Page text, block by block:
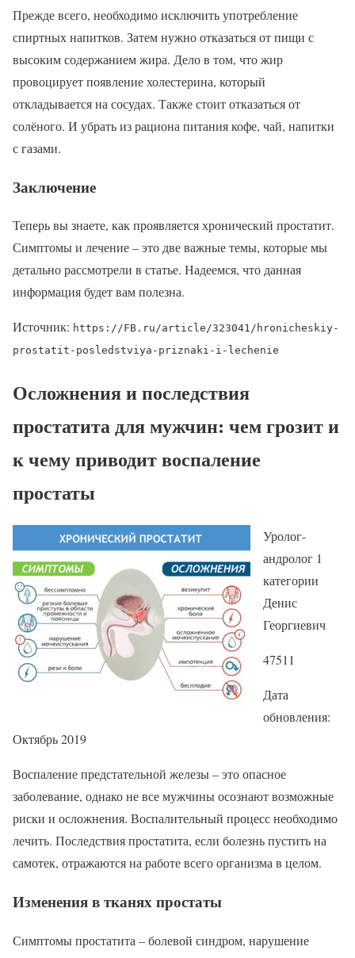
Прежде всего, необходимо исключить употребление
спиртных напитков. Затем нужно отказаться от пищи с
высоким содержанием жира. Дело в том, что жир
провоцирует появление холестерина, который
откладывается на сосудах. Также стоит отказаться от
солёного. И убрать из рациона питания кофе, чай, напитки
с газами.
Заключение
Теперь вы знаете, как проявляется хронический простатит.
Симптомы и лечение – это две важные темы, которые мы
детально рассмотрели в статье. Надеемся, что данная
информация будет вам полезна.
Источник: https://FB.ru/article/323041/hronicheskiy-
prostatit-posledstviya-priznaki-i-lechenie
Осложнения и последствия
простатита для мужчин: чем грозит и
к чему приводит воспаление
простаты
Уролог-
андролог 1
категории
Денис
Георгиевич
47511
Дата
обновления:
Октябрь 2019
Воспаление предстательной железы – это опасное
заболевание, однако не все мужчины осознают возможные
риски и осложнения. Воспалительный процесс необходимо
лечить. Последствия простатита, если болезнь пустить на
самотек, отражаются на работе всего организма в целом.
Изменения в тканях простаты
Симптомы простатита – болевой синдром, нарушение